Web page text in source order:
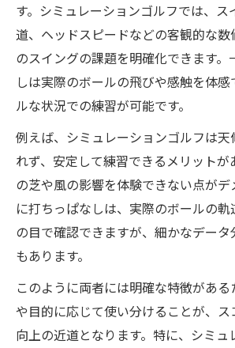
す。シミュレーションゴルフでは、
道、ヘッドスピードなどの客観的な
のスイングの課題を明確化できます。
しは実際のボールの飛びや感触を体
ルな状況での練習が可能です。
例えば、シミュレーションゴルフは
れず、安定して練習できるメリット
の芝や風の影響を体験できない点がデ
に打ちっぱなしは、実際のボールの
の目で確認できますが、細かなデー
もあります。
このように両者には明確な特徴があ
や目的に応じて使い分けることが、
向上の近道となります。特に、シミュ